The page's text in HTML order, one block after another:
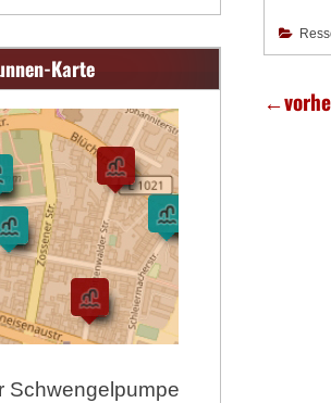
←
Karte
Schwengelpumpe